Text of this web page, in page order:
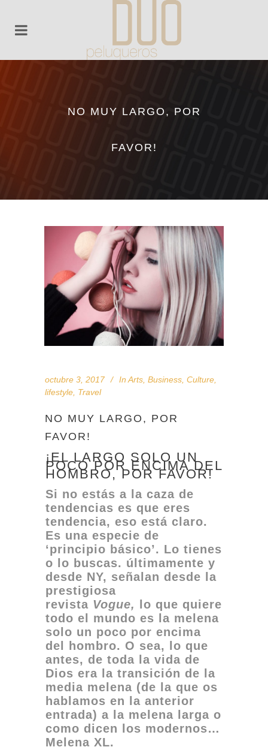
NO MUY LARGO, POR
FAVOR!
octubre 3, 2017 In Arts, Business, Culture,
lifestyle, Travel
NO MUY LARGO, POR
FAVOR!
¡EL LARGO SOLO UN
POCO POR ENCIMA DEL
HOMBRO, POR FAVOR!
Si no estás a la caza de
tendencias es que eres
tendencia, eso está claro.
Es una especie de
‘principio básico’. Lo tienes
o lo buscas. últimamente y
desde NY, señalan desde la
prestigiosa
revista Vogue,
lo que quiere
todo el mundo es la melena
solo un poco por encima
del hombro. O sea, lo que
antes, de toda la vida de
Dios era la transición de la
media melena (de la que os
hablamos en la anterior
entrada) a la melena larga o
como dicen los modernos…
Melena XL.